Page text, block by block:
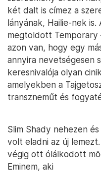
két dalt is címez a
lányának, Hailie-nek
megtoldott Temporary
azon van, hogy egy
annyira nevetségesen
keresnivalója olyan
amelyekben a
transzneműt és
Slim Shady nehezen
volt eladni az új
végig ott ólálkodott
Eminem, aki